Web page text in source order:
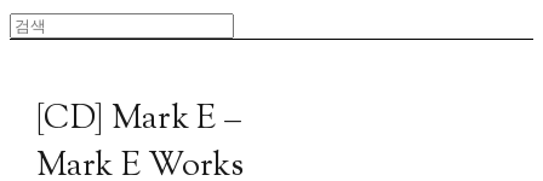
[CD] Mark E –
Mark E Works